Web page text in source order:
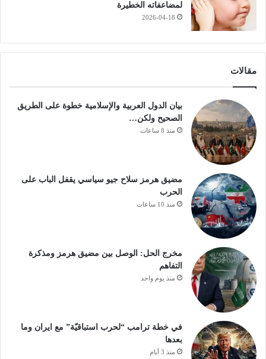
لمضاعفاته الخطيرة
2026-04-18
مقالات
بيان الدول العربية والإسلامية خطوة على الطريق
الصحيح ولكن…
منذ 8 ساعات
مضيق هرمز سلاح جيو سياسي يقفل الباب على
الحرب
منذ 10 ساعات
مخرج الحل: الوصل بين مضيق هرمز ومذكرة
التفاهم
منذ يوم واحد
في خطة ترامب “لحرب استباقيّة” مع ايران وما
بعدها
منذ 3 أيام